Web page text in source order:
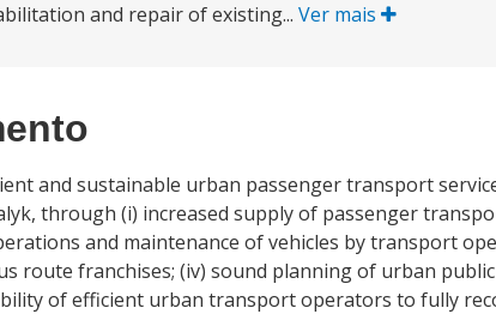
and repair of existing... Ver mais
and sustainable urban passenger transport
through (i) increased supply of passenger
and maintenance of vehicles by transport
route franchises; (iv) sound planning of urban
of efficient urban transport operators to fully